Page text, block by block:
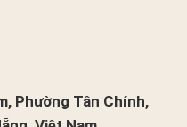
Phường Tân Chính,